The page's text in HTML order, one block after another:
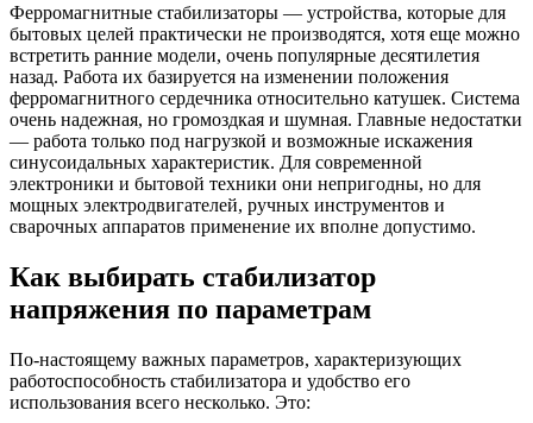
Ферромагнитные стабилизаторы — устройства, которые для
бытовых целей практически не производятся, хотя еще можно
встретить ранние модели, очень популярные десятилетия
назад. Работа их базируется на изменении положения
ферромагнитного сердечника относительно катушек. Система
очень надежная, но громоздкая и шумная. Главные недостатки
— работа только под нагрузкой и возможные искажения
синусоидальных характеристик. Для современной
электроники и бытовой техники они непригодны, но для
мощных электродвигателей, ручных инструментов и
сварочных аппаратов применение их вполне допустимо.
Как выбирать стабилизатор
напряжения по параметрам
По-настоящему важных параметров, характеризующих
работоспособность стабилизатора и удобство его
использования всего несколько. Это: